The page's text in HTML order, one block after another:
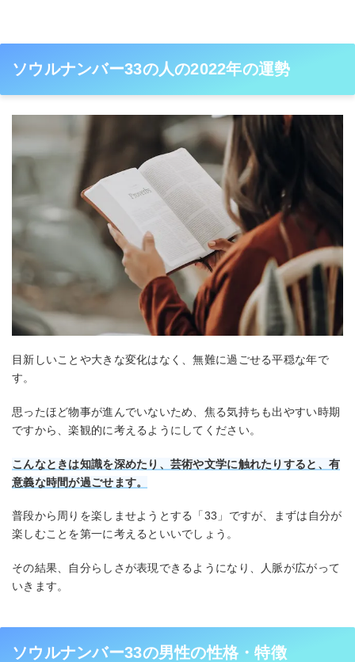
ソウルナンバー33の人の2022年の運勢
目新しいことや大きな変化はなく、無難に過ごせる平穏な年で
す。
思ったほど物事が進んでいないため、焦る気持ちも出やすい時期
ですから、楽観的に考えるようにしてください。
こんなときは知識を深めたり、芸術や文学に触れたりすると、有
意義な時間が過ごせます。
普段から周りを楽しませようとする「33」ですが、まずは自分が
楽しむことを第一に考えるといいでしょう。
その結果、自分らしさが表現できるようになり、人脈が広がって
いきます。
ソウルナンバー33の男性の性格・特徴